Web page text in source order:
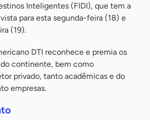
Inteligentes (FIDI), que tem a
para esta segunda-feira (18) e
(19).
DTI reconhece e premia os
continente, bem como
privado, tanto acadêmicas e do
empresas.